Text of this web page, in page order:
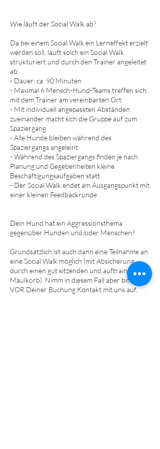
Wie läuft der Social Walk ab?
Da bei einem Social Walk ein Lerneffekt erzielt
werden soll, läuft solch ein Social Walk
strukturiert und durch den Trainer angeleitet
ab:
- Dauer: ca. 90 Minuten
- Maximal 6 Mensch-Hund-Teams treffen sich
mit dem Trainer am vereinbarten Ort
- Mit individuell angepassten Abständen
zueinander macht sich die Gruppe auf zum
Spaziergang
- Alle Hunde bleiben während des
Spaziergangs angeleint
- Während des Spaziergangs finden je nach
Planung und Gegebenheiten kleine
Beschäftigungsaufgaben statt
- Der Social Walk endet am Ausgangspunkt mit
einer kleinen Feedbackrunde
Dein Hund hat ein Aggressionsthema
gegenüber Hunden und/oder Menschen?
Grundsätzlich ist auch dann eine Teilnahme an
eine Social Walk möglich (mit Absicherung
durch einen gut sitzenden und auftrainiertem
Maulkorb). Nimm in diesem Fall aber bitte
VOR Deiner Buchung Kontakt mit uns auf.